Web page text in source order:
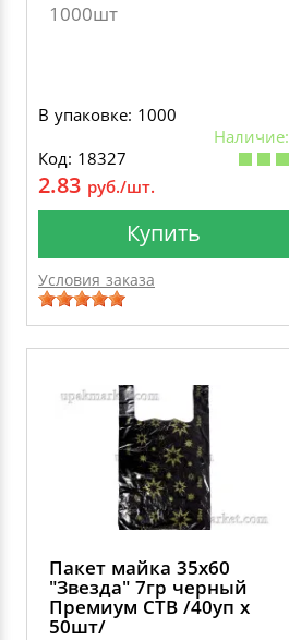
1000шт
В упаковке: 1000
Наличие:
Код: 18327
2.83 руб./шт.
Купить
Условия заказа
Пакет майка 35х60
"Звезда" 7гр черный
Премиум СТВ /40уп х
50шт/